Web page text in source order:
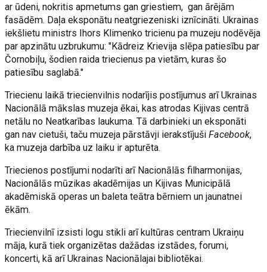
ar ūdeni, nokritis apmetums gan griestiem, gan ārējām
fasādēm. Daļa eksponātu neatgriezeniski iznīcināti. Ukrainas
iekšlietu ministrs Ihors Klimenko tricienu pa muzeju nodēvēja
par apzinātu uzbrukumu: "Kādreiz Krievija slēpa patiesību par
Čornobiļu, šodien raida triecienus pa vietām, kuras šo
patiesību saglabā."
Triecienu laikā triecienvilnis nodarījis postījumus arī Ukrainas
Nacionālā mākslas muzeja ēkai, kas atrodas Kijivas centrā
netālu no Neatkarības laukuma. Tā darbinieki un eksponāti
gan nav cietuši, taču muzeja pārstāvji ierakstījušiFacebook,
ka muzeja darbība uz laiku ir apturēta.
Triecienos postījumi nodarīti arī Nacionālās filharmonijas,
Nacionālās mūzikas akadēmijas un Kijivas Municipālā
akadēmiskā operas un baleta teātra bērniem un jaunatnei
ēkām.
Triecienvilnī izsisti logu stikli arī kultūras centram Ukraiņu
māja, kurā tiek organizētas dažādas izstādes, forumi,
koncerti, kā arī Ukrainas Nacionālajai bibliotēkai.